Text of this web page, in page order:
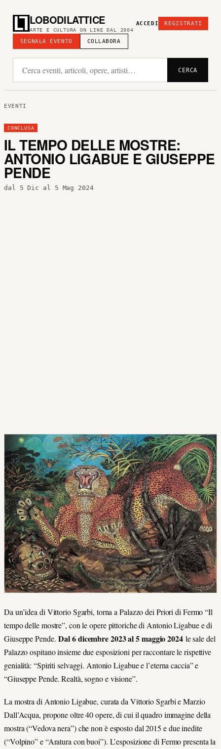
LOBODILATTICE
ARTE E CULTURA ON LINE DAL 2004
SEGNALA EVENTO COLLABORA
ACCEDI REGISTRATI
CERCA
EVENTI
CONCLUSA
IL TEMPO DELLE MOSTRE:
ANTONIO LIGABUE E GIUSEPPE
PENDE
dal 5 Dic al 5 Mag 2024
Da un’idea di Vittorio Sgarbi, torna a Palazzo dei Priori di Fermo “Il
tempo delle mostre”, con le opere pittoriche di Antonio Ligabue e di
Giuseppe Pende.Dal 6 dicembre 2023 al 5 maggio 2024le sale del
Palazzo ospitano insieme due esposizioni per raccontare le rispettive
genialità: “Spiriti selvaggi. Antonio Ligabue e l’eterna caccia” e
“Giuseppe Pende. Realtà, sogno e visione”.
La mostra di Antonio Ligabue, curata da Vittorio Sgarbi e Marzio
Dall’Acqua, propone oltre 40 opere, di cui il quadro immagine della
mostra (“Vedova nera”) che non è esposto dal 2015 e due inedite
(“Volpino” e “Aratura con buoi”). L’esposizione di Fermo presenta la